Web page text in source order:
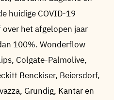
huidige COVID-19
het afgelopen jaar
100%. Wonderflow
Colgate-Palmolive,
Benckiser, Beiersdorf,
Grundig, Kantar en